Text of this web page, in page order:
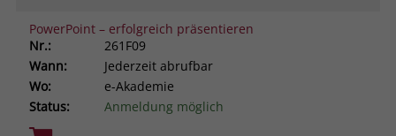
PowerPoint – erfolgreich präsentieren
Nr.:
261F09
Wann:
Jederzeit abrufbar
Wo:
e-Akademie
Status:
Anmeldung möglich